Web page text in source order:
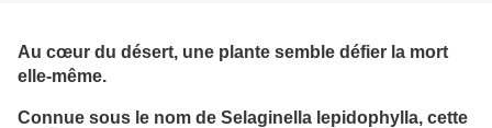
Au cœur du désert, une plante semble défier la mort
elle-même.
Connue sous le nom de Selaginella lepidophylla, cette